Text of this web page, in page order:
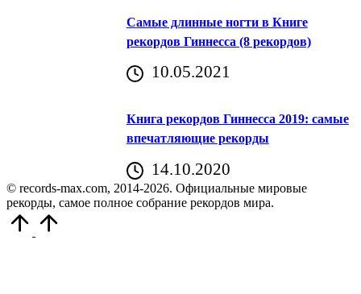
Самые длинные ногти в Книге
рекордов Гиннесса (8 рекордов)
10.05.2021
Книга рекордов Гиннесса 2019: самые
впечатляющие рекорды
14.10.2020
© records-max.com, 2014-2026. Официальные мировые
рекорды, самое полное собрание рекордов мира.